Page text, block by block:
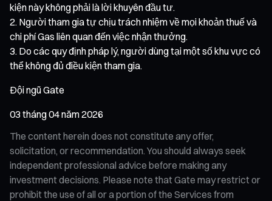
kiện này không phải là lời khuyên đầu tư.
Người tham gia tự chịu trách nhiệm về mọi khoản thuế và
chi phí Gas liên quan đến việc nhận thưởng.
Do các quy định pháp lý, người dùng tại một số khu vực có
thể không đủ điều kiện tham gia.
Đội ngũ Gate
03 tháng 04 năm 2026
The content herein does not constitute any offer,
solicitation, or recommendation. You should always seek
independent professional advice before making any
investment decisions. Please note that Gate may restrict or
prohibit the use of all or a portion of the Services from